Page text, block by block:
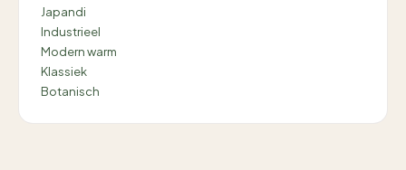
Japandi
Industrieel
Modern warm
Klassiek
Botanisch